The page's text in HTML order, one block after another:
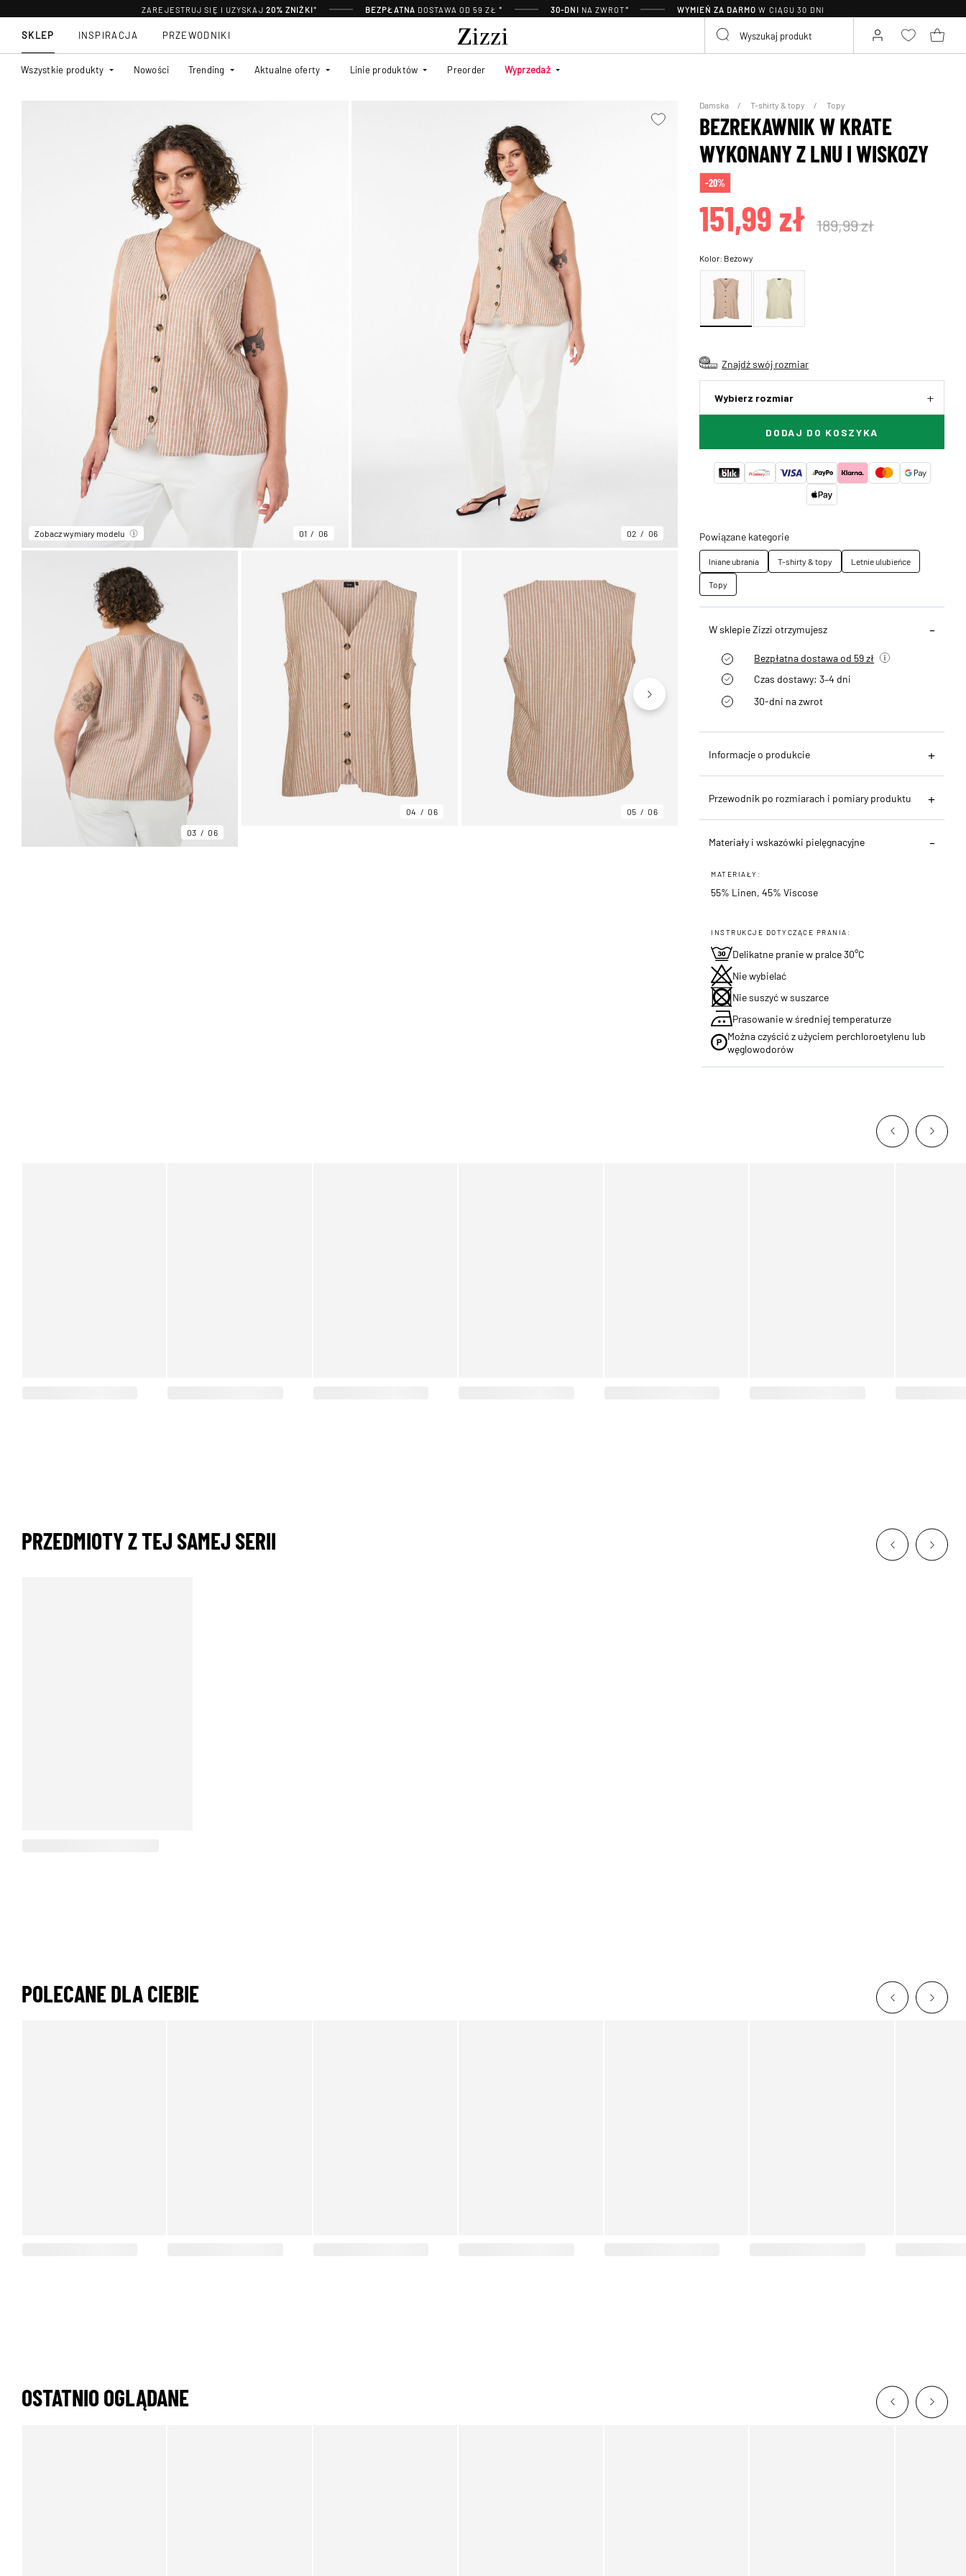
ZAREJESTRUJ SIĘ I UZYSKAJ 20% ZNIŻKI* BEZPŁATNA DOSTAWA OD 59 ZŁ * 30-DNI NA ZWROT* WYMIEŃ ZA DARMO W CIĄGU 30 DNI
SKLEP
Wszystkie produkty Nowości Trending Aktualne oferty Linie produktów Preorder Wyprzedaż
INSPIRACJA PRZEWODNIKI
Zobacz wymiary modelu 01 06 02 06
03 06
04 06 05 06
Damska T-shirty & topy Topy
BEZREKAWNIK W KRATE
WYKONANY Z LNU I WISKOZY
-20%
151,99 zł 189,99 zł
Kolor: Beżowy
Znajdź swój rozmiar
Wybierz rozmiar
DODAJ DO KOSZYKA
Powiązane kategorie
lniane ubrania T-shirty & topy
Letnie ulubieńce
Topy
W sklepie Zizzi otrzymujesz
Bezpłatna dostawa od 59 zł
Czas dostawy: 3–4 dni
30-dni na zwrot
Informacje o produkcie
Przewodnik po rozmiarach i pomiary produktu
Materiały i wskazówki pielęgnacyjne
MATERIAŁY:
55% Linen, 45% Viscose
INSTRUKCJE DOTYCZĄCE PRANIA:
Delikatne pranie w pralce 30°C
Nie wybielać
Nie suszyć w suszarce
Prasowanie w średniej temperaturze
Można czyścić z użyciem perchloroetylenu lub
węglowodorów
PRZEDMIOTY Z TEJ SAMEJ SERII
POLECANE DLA CIEBIE
OSTATNIO OGLĄDANE